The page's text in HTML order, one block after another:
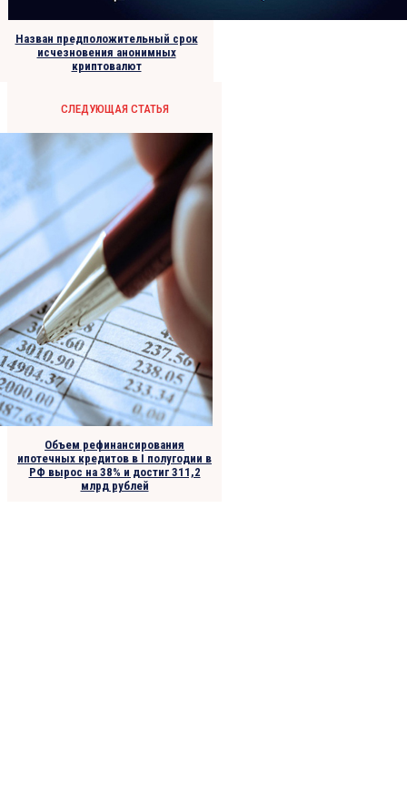
Назван предположительный срок
исчезновения анонимных
криптовалют
СЛЕДУЮЩАЯ СТАТЬЯ
Объем рефинансирования
ипотечных кредитов в I полугодии в
РФ вырос на 38% и достиг 311,2
млрд рублей